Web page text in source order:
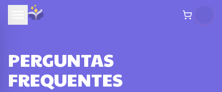
PERGUNTAS
FREQUENTES